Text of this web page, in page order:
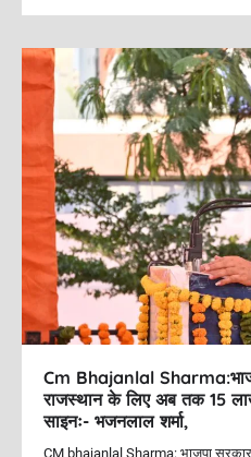
c
e
b
o
o
k
st
o
d
o
n
ai
l
ar
e
Cm Bhajanlal
राजस्थान के लिए अब तक 15
साइनः- भजनलाल शर्मा,
CM bhajanlal Sharma: भाजपा